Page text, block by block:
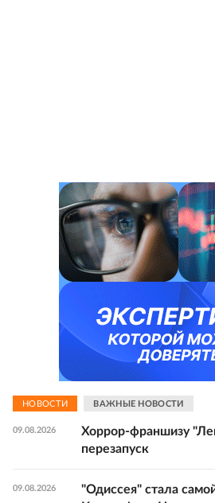
НОВОСТИ ВАЖНЫЕ НОВОСТИ
09.08.2026
Хоррор-франшизу
перезапуск
09.08.2026
"Одиссея" стала